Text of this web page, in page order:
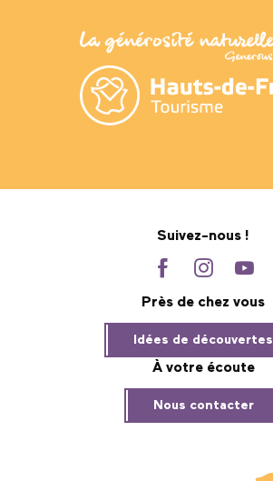
Suivez-nous !
Près de chez vous
Idées de découvertes
À votre écoute
Nous contacter